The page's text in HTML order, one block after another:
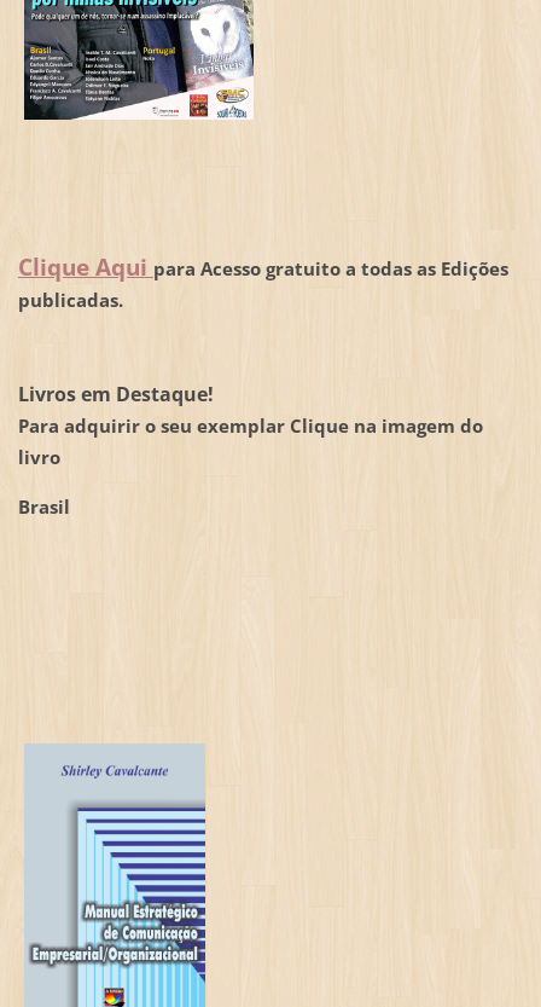
Clique Aqui para Acesso gratuito a todas as Edições
publicadas.
Livros em Destaque!
Para adquirir o seu exemplar Clique na imagem do
livro
Brasil